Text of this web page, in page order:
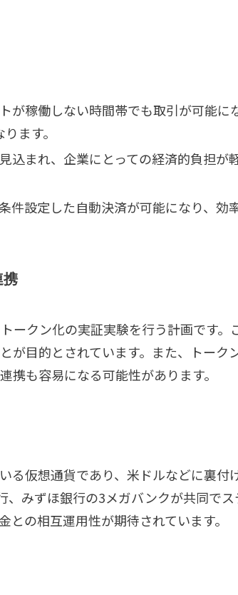
が稼働しない時間帯でも取引が可能に
ます。
込まれ、企業にとっての経済的負担が
件設定した自動決済が可能になり、効
携
ークン化の実証実験を行う計画です。
が目的とされています。また、トーク
携も容易になる可能性があります。
る仮想通貨であり、米ドルなどに裏付
、みずほ銀行の3メガバンクが共同で
の相互運用性が期待されています。